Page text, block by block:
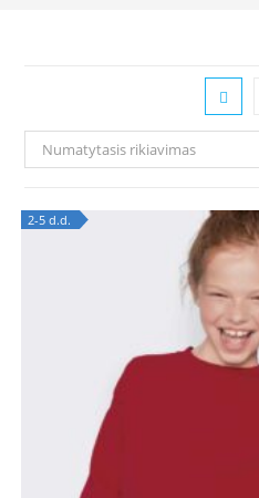
Numatytasis rikiavimas
2-5 d.d.